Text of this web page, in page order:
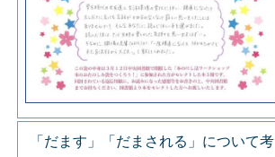
「だます」「だまされる」について考